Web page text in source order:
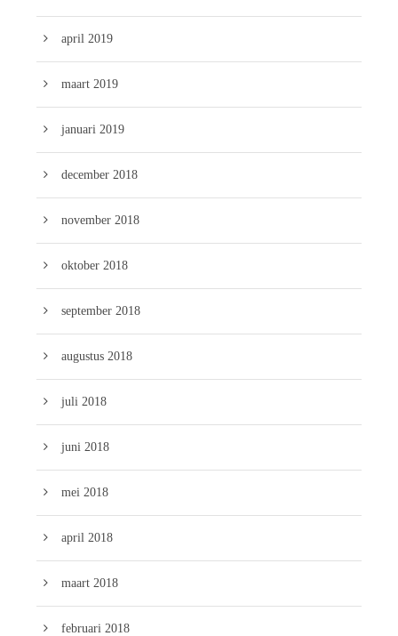
april 2019
maart 2019
januari 2019
december 2018
november 2018
oktober 2018
september 2018
augustus 2018
juli 2018
juni 2018
mei 2018
april 2018
maart 2018
februari 2018